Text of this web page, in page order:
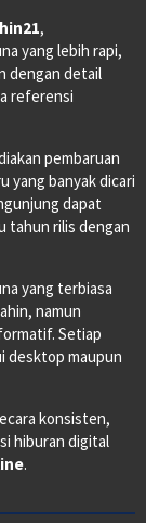
,
yang lebih rapi,
dengan detail
referensi
pembaruan
yang banyak dicari
dapat
tahun rilis dengan
yang terbiasa
namun
Setiap
desktop maupun
konsisten,
hiburan digital
.